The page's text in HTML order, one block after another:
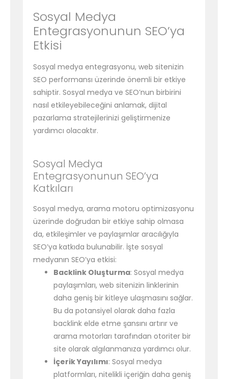
Sosyal Medya
Entegrasyonunun SEO’ya
Etkisi
Sosyal medya entegrasyonu, web sitenizin
SEO performansı üzerinde önemli bir etkiye
sahiptir. Sosyal medya ve SEO’nun birbirini
nasıl etkileyebileceğini anlamak, dijital
pazarlama stratejilerinizi geliştirmenize
yardımcı olacaktır.
Sosyal Medya
Entegrasyonunun SEO’ya
Katkıları
Sosyal medya, arama motoru optimizasyonu
üzerinde doğrudan bir etkiye sahip olmasa
da, etkileşimler ve paylaşımlar aracılığıyla
SEO’ya katkıda bulunabilir. İşte sosyal
medyanın SEO’ya etkisi:
Backlink Oluşturma: Sosyal medya
paylaşımları, web sitenizin linklerinin
daha geniş bir kitleye ulaşmasını sağlar.
Bu da potansiyel olarak daha fazla
backlink elde etme şansını artırır ve
arama motorları tarafından otoriter bir
site olarak algılanmanıza yardımcı olur.
İçerik Yayılımı: Sosyal medya
platformları, nitelikli içeriğin daha geniş